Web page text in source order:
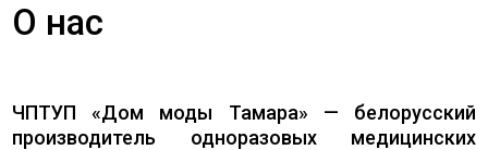
О нас
ЧПТУП «Дом моды Тамара» — белорусский
производитель одноразовых медицинских